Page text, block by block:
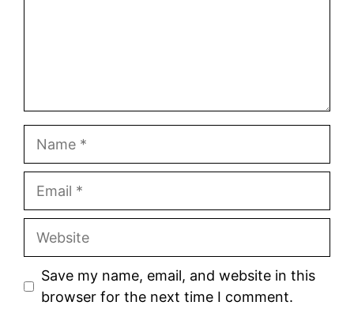
Name
Email
Website
Save my name, email, and website in this
browser for the next time I comment.